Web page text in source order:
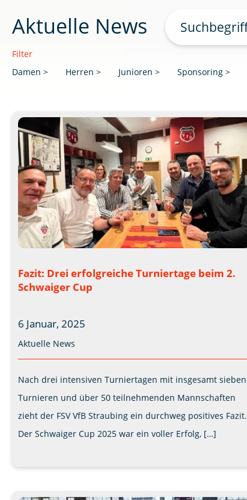
Aktuelle News
nach:
Filter
Damen
Herren Junioren Sponsoring
Fazit: Drei erfolgreiche Turniertage beim 2.
Schwaiger Cup
6 Januar, 2025
Aktuelle News
Nach drei intensiven Turniertagen mit insgesamt sieben
Turnieren und über 50 teilnehmenden Mannschaften
zieht der FSV VfB Straubing ein durchweg positives Fazit.
Der Schwaiger Cup 2025 war ein voller Erfolg, […]